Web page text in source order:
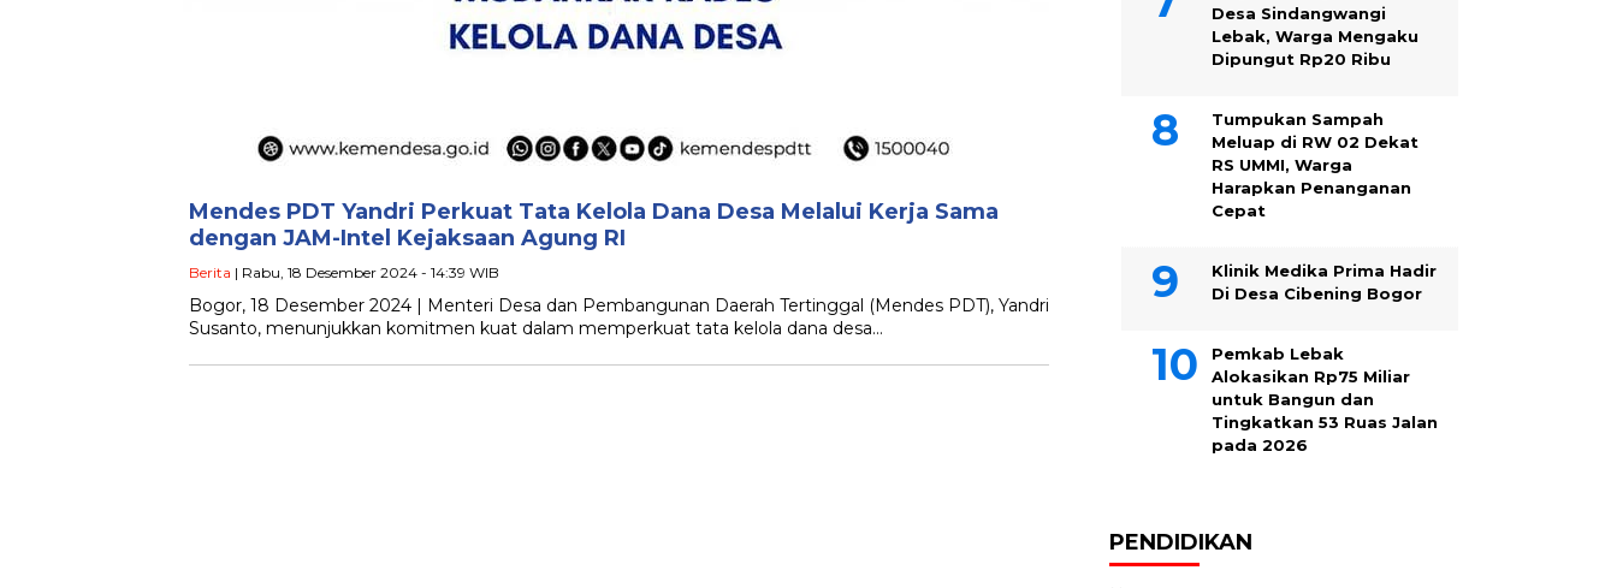
Mendes PDT Yandri Perkuat Tata Kelola Dana Desa Melalui Kerja Sama
dengan JAM-Intel Kejaksaan Agung RI
Berita | Rabu, 18 Desember 2024 - 14:39 WIB
Bogor, 18 Desember 2024 | Menteri Desa dan Pembangunan Daerah Tertinggal (Mendes PDT), Yandri
Susanto, menunjukkan komitmen kuat dalam memperkuat tata kelola dana desa…
Desa Sindangwangi
Lebak, Warga Mengaku
Dipungut Rp20 Ribu
Tumpukan Sampah
Meluap di RW 02 Dekat
RS UMMI, Warga
Harapkan Penanganan
Cepat
Klinik Medika Prima Hadir
Di Desa Cibening Bogor
Pemkab Lebak
Alokasikan Rp75 Miliar
untuk Bangun dan
Tingkatkan 53 Ruas Jalan
pada 2026
PENDIDIKAN